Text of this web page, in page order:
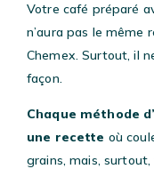
Votre café préparé
n’aura pas le même
Chemex. Surtout, il
façon.
Chaque méthode
une recette où
grains, mais,